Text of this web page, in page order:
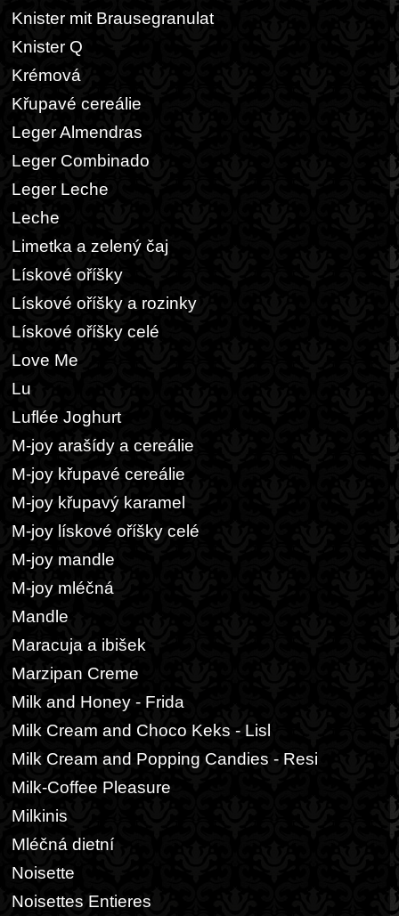
Knister mit Brausegranulat
Knister Q
Krémová
Křupavé cereálie
Leger Almendras
Leger Combinado
Leger Leche
Leche
Limetka a zelený čaj
Lískové oříšky
Lískové oříšky a rozinky
Lískové oříšky celé
Love Me
Lu
Luflée Joghurt
M-joy arašídy a cereálie
M-joy křupavé cereálie
M-joy křupavý karamel
M-joy lískové oříšky celé
M-joy mandle
M-joy mléčná
Mandle
Maracuja a ibišek
Marzipan Creme
Milk and Honey - Frida
Milk Cream and Choco Keks - Lisl
Milk Cream and Popping Candies - Resi
Milk-Coffee Pleasure
Milkinis
Mléčná dietní
Noisette
Noisettes Entieres